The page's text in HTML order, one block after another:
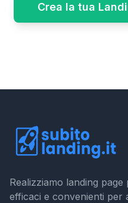
Crea la tua
Realizziamo landing page
efficaci e convenienti per